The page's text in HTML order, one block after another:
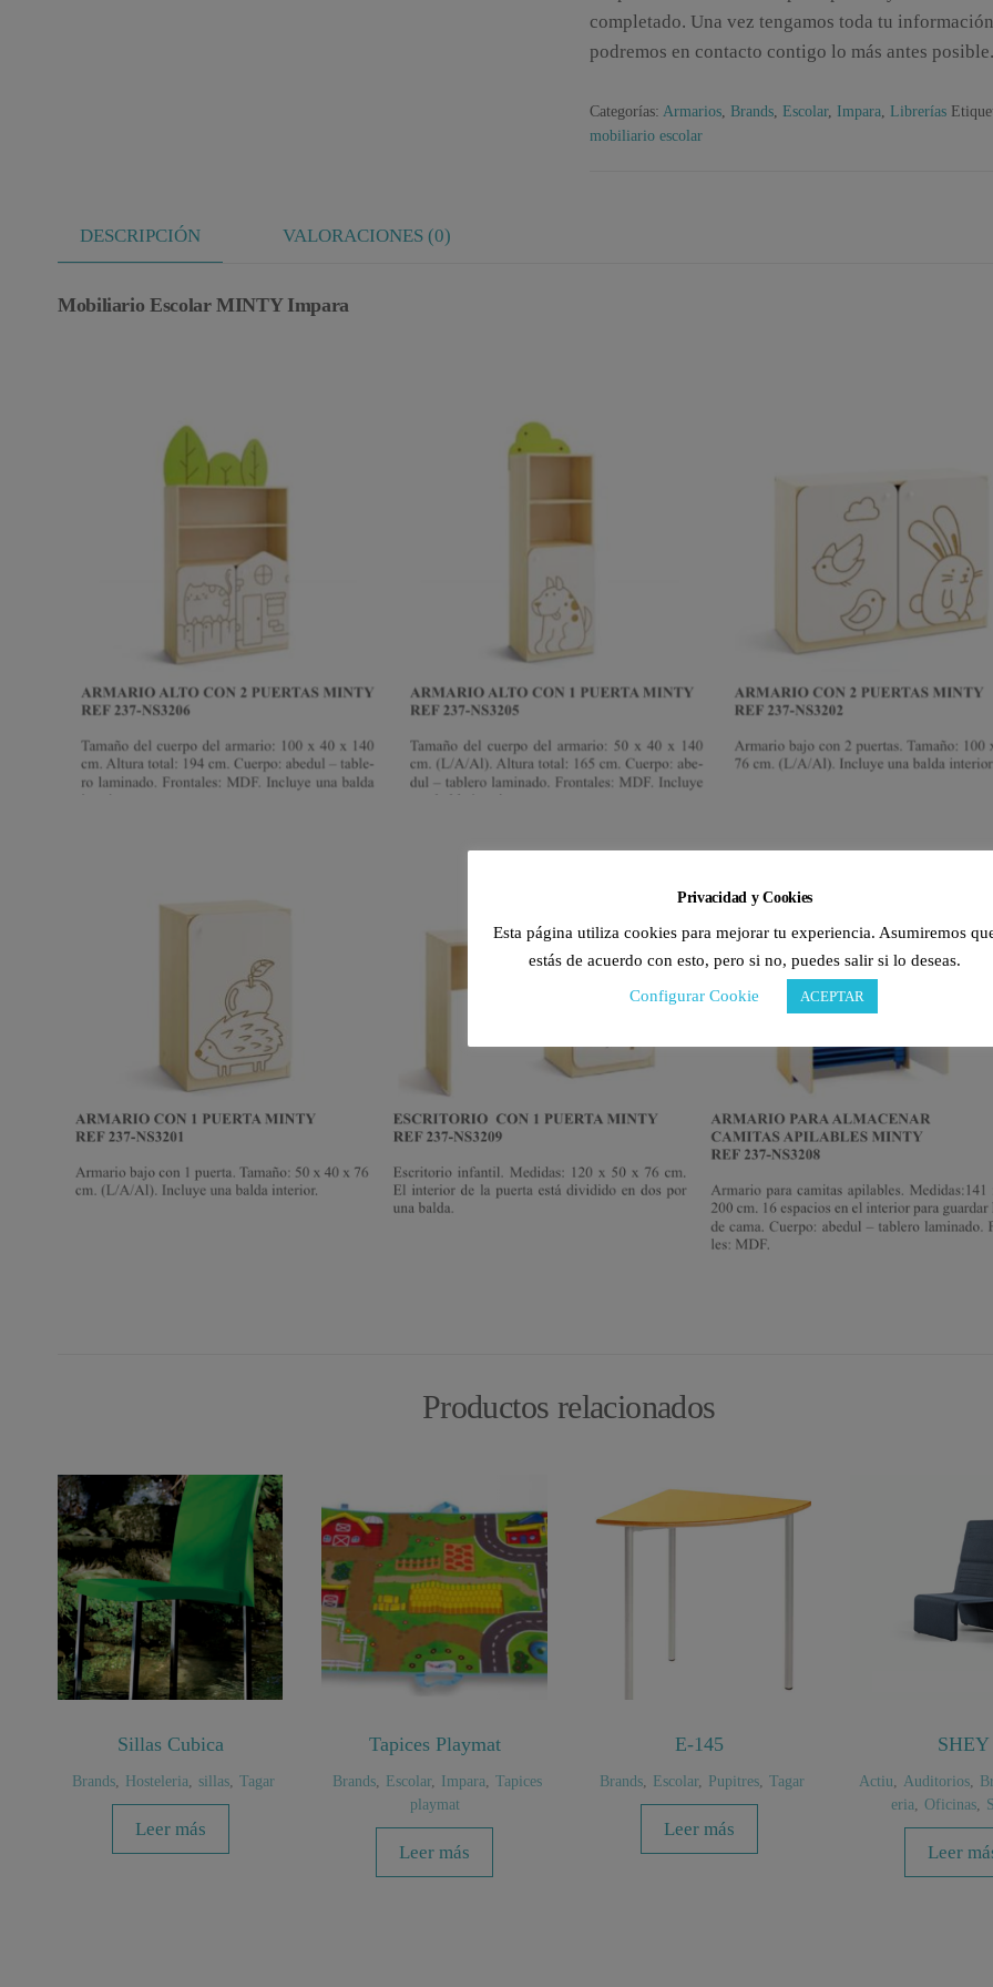
completado. Una vez tengamos toda tu
podremos en contacto contigo lo más antes posible.
Categorías: Armarios, Brands, Escolar, Impara, Librerías
mobiliario escolar
DESCRIPCIÓN VALORACIONES (0)
Mobiliario Escolar MINTY Impara
Productos relacionados
Sillas Cubica
Brands, Hosteleria, sillas, Tagar
Leer más
Tapices Playmat
Brands, Escolar, Impara, Tapices
playmat
Leer más
E-145
Brands, Escolar, Pupitres, Tagar
Leer más
SHEY
Actiu, Auditorios,
eria, Oficinas,
Leer
Privacidad y Cookies
Esta página utiliza cookies para mejorar tu experiencia. Asumiremos
estás de acuerdo con esto, pero si no, puedes salir si lo deseas.
Configurar Cookie
ACEPTAR